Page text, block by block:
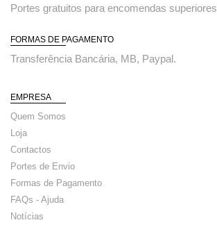
Portes gratuitos para encomendas
FORMAS DE PAGAMENTO
Transferência Bancária, MB, Paypal.
EMPRESA
Quem Somos
Loja
Contactos
Portes de Envio
Formas de Pagamento
FAQs - Ajuda
Notícias